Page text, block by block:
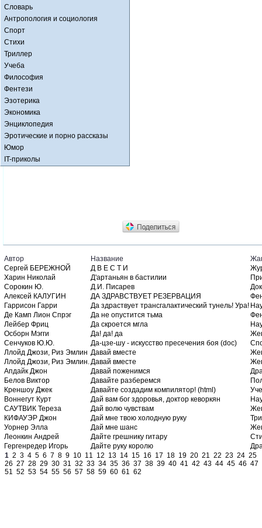
Словарь
Антропология и социология
Спорт
Стихи
Триллер
Учеба
Философия
Фентези
Эзотерика
Экономика
Энциклопедия
Эротические и порно рассказы
Юмор
IT-приколы
Автор Название
Сергей БЕРЕЖНОЙ
Д В Е С Т И
Харин Николай
Д'артаньян в бастилии
Сорокин Ю.
Д.И. Писарев
Алексей КАЛУГИН
ДА ЗДРАВСТВУЕТ РЕЗЕРВАЦИЯ
Гаррисон Гарри
Да здраствует трансгалактический тунель! Ура!
Де Камп Лион Спрэг
Да не опустится тьма
Лейбер Фриц
Да скроется мгла
Осборн Мэгги
Да! да! да
Сенчуков Ю.Ю.
Да-цзе-шу - искусство пресечения боя (doc)
Ллойд Джози, Риз Эмлин Давай вместе
Ллойд Джози, Риз Эмлин.Давай вместе
Апдайк Джон
Давай поженимся
Белов Виктор
Давайте разберемся
Креншоу Джек
Давайте создадим компилятор! (html)
Воннегут Курт
Дай вам бог здоровья, доктор кеворкян
САУТВИК Тереза
Дай волю чувствам
КИФАУЭР Джон
Дай мне твою холодную руку
Уорнер Элла
Дай мне шанс
Леонкин Андрей
Дайте грешнику гитару
Гергенредер Игорь
Дайте руку королю
1 2 3 4 5 6 7 8 9 10 11 12 13 14 15 16 17 18 19 20 21 22 23 24 25
26 27 28 29 30 31 32 33 34 35 36 37 38 39 40 41 42 43 44 45 46 47
51 52 53 54 55 56 57 58 59 60 61 62